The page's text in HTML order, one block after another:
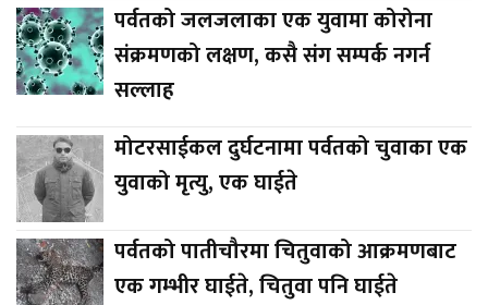
पर्वतको जलजलाका एक युवामा कोरोना
संक्रमणको लक्षण, कसै संग सम्पर्क नगर्न
सल्लाह
मोटरसाईकल दुर्घटनामा पर्वतको चुवाका एक
युवाको मृत्यु, एक घाईते
पर्वतको पातीचौरमा चितुवाको आक्रमणबाट
एक गम्भीर घाईते, चितुवा पनि घाईते